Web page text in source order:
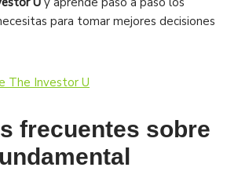
para tomar mejores decisiones
frecuentes sobre